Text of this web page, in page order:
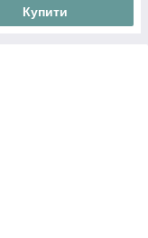
Купити